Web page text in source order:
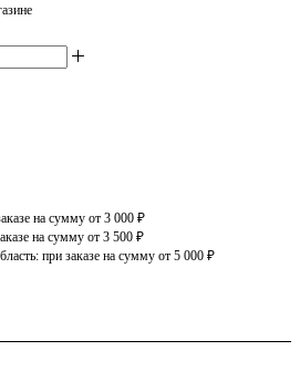
на сумму от 3 000 ₽
на сумму от 3 500 ₽
при заказе на сумму от 5 000 ₽